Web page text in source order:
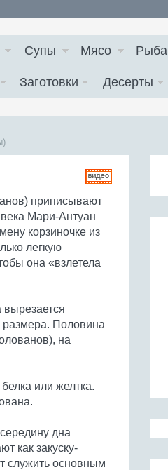
Супы Мясо Рыба
Заготовки Десерты
приписывают
Мари-Антуан
корзиночке из
легкую
она «взлетела
вырезается
размера. Половина
на
или желтка.
дна
как закуску-
служить основным